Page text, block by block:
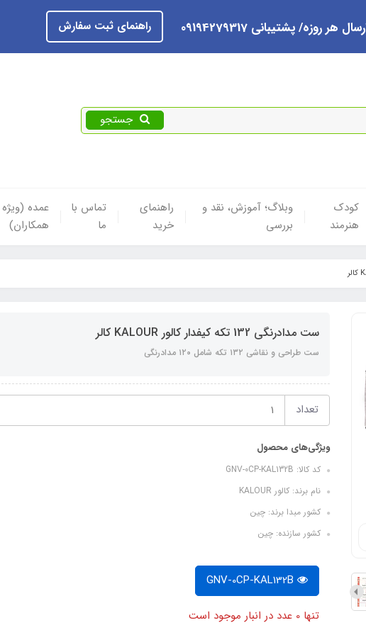
هر روزه/ پشتیبانی 09194279317 راهنمای ثبت سفارش
جستجو
کودک
هنرمند
وبلاگ؛ آموزش، نقد و
بررسی
راهنمای
خرید
تماس با
ما
عمده (ویژه
همکاران)
ست مدادرنگی 132 تکه کیفدار کالور KALOUR کالر
ست طراحی و نقاشی ۱۳۲ تکه شامل ۱۲۰ مدادرنگی
تعداد
ویژگی‌های محصول
کد کالا: GNV-0CP-KAL132B
نام برند: کالور KALOUR
کشور مبدا برند: چین
کشور سازنده: چین
GNV-0CP-KAL132B
تنها 0 عدد در انبار موجود است